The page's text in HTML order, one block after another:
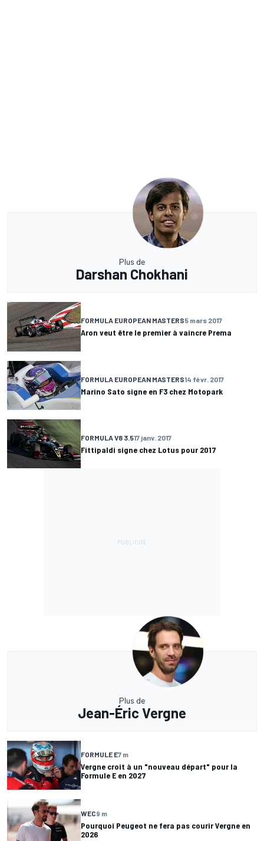
Plus de
Darshan Chokhani
FORMULA EUROPEAN MASTERS5 mars 2017
Aron veut être le premier à vaincre Prema
FORMULA EUROPEAN MASTERS14 févr. 2017
Marino Sato signe en F3 chez Motopark
FORMULA V8 3.517 janv. 2017
Fittipaldi signe chez Lotus pour 2017
Plus de
Jean-Éric Vergne
FORMULE E7 m
Vergne croit à un "nouveau départ" pour la
Formule E en 2027
WEC9 m
Pourquoi Peugeot ne fera pas courir Vergne en
2026